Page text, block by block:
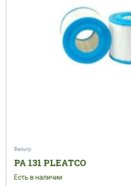
Фильтр
PA 131 PLEATCO
Есть в наличии